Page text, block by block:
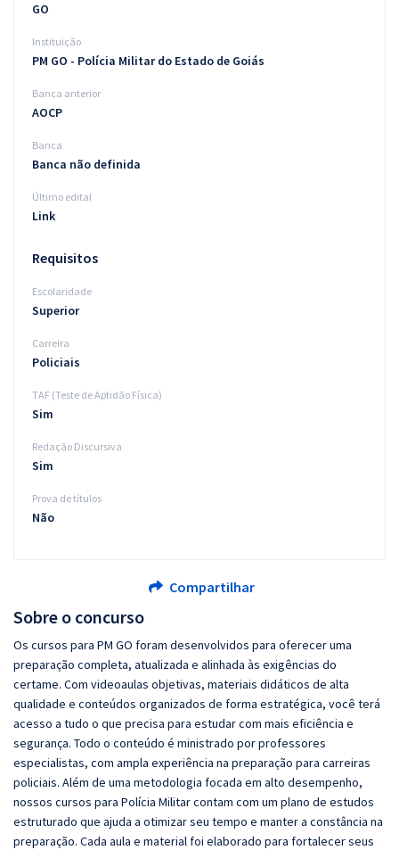
Sobre o concurso
Os cursos para PM GO foram desenvolvidos para oferecer uma
preparação completa, atualizada e alinhada às exigências do
certame. Com videoaulas objetivas, materiais didáticos de alta
qualidade e conteúdos organizados de forma estratégica, você terá
acesso a tudo o que precisa para estudar com mais eficiência e
segurança. Todo o conteúdo é ministrado por professores
especialistas, com ampla experiência na preparação para carreiras
policiais. Além de uma metodologia focada em alto desempenho,
nossos cursos para Polícia Militar contam com um plano de estudos
estruturado que ajuda a otimizar seu tempo e manter a constância na
preparação. Cada aula e material foi elaborado para fortalecer seus
GO
Instituição
PM GO - Polícia Militar do Estado de Goiás
Banca anterior
AOCP
Banca
Banca não definida
Último edital
Link
Requisitos
Escolaridade
Superior
Carreira
Policiais
TAF (Teste de Aptidão Física)
Sim
Redação Discursiva
Sim
Prova de títulos
Não
Compartilhar